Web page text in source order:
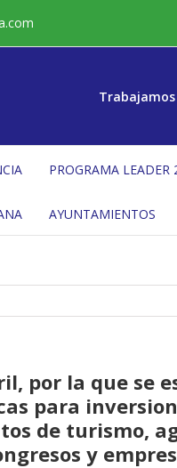
PROGRAMA LEADER
AYUNTAMIENTOS
por la que se
para
de turismo,
y